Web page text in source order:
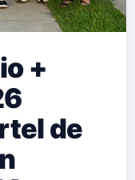
+
de